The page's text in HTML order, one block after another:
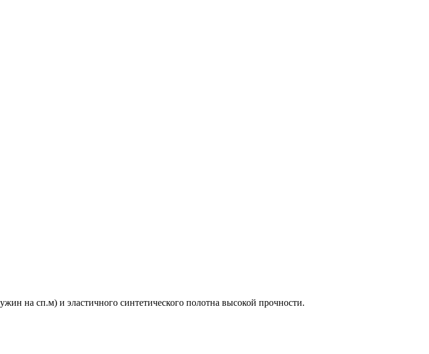
на сп.м) и эластичного синтетического полотна высокой прочности.